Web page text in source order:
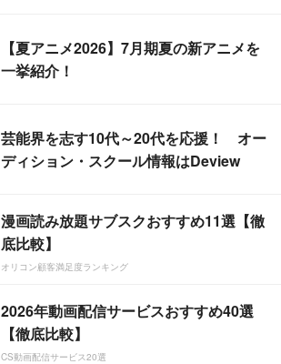
【夏アニメ2026】7月期夏の新アニメを
一挙紹介！
芸能界を志す10代～20代を応援！ オー
ディション・スクール情報はDeview
漫画読み放題サブスクおすすめ11選【徹
底比較】
オリコン顧客満足度ランキング
2026年動画配信サービスおすすめ40選
【徹底比較】
CS動画配信サービス20選